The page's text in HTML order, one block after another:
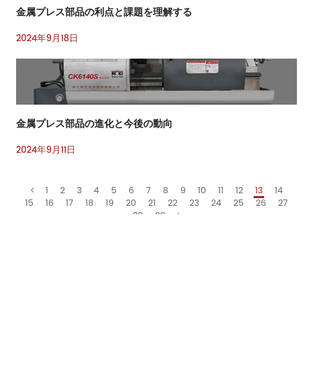
金属プレス部品の利点と課題を理解する
2024年9月18日
金属プレス部品の進化と今後の動向
2024年9月11日
1 2 3 4 5 6 7 8 9 10 11 12 13
14
15
16 17 18 19 20 21 22 23 24 25 26
27
28
29